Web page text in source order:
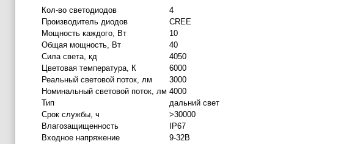
Кол-во светодиодов
4
Производитель диодов
CREE
Мощность каждого, Вт
10
Общая мощность, Вт
40
Сила света, кд
4050
Цветовая температура, К
6000
Реальный световой поток, лм
3000
Номинальный световой поток, лм 4000
Тип
дальний свет
Срок службы, ч
>30000
Влагозащищенность
IP67
Входное напряжение
9-32В